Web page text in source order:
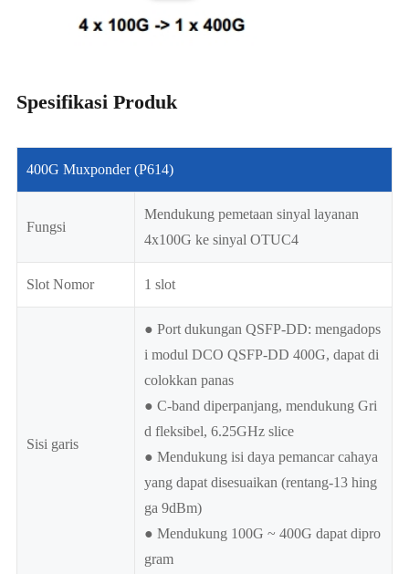
Spesifikasi Produk
400G Muxponder (P614)
Fungsi
Mendukung pemetaan sinyal layanan
4x100G ke sinyal OTUC4
Slot Nomor 1 slot
Sisi garis
● Port dukungan QSFP-DD: mengadops
i modul DCO QSFP-DD 400G, dapat di
colokkan panas
● C-band diperpanjang, mendukung Gri
d fleksibel, 6.25GHz slice
● Mendukung isi daya pemancar cahaya
yang dapat disesuaikan (rentang-13 hing
ga 9dBm)
● Mendukung 100G ~ 400G dapat dipro
gram